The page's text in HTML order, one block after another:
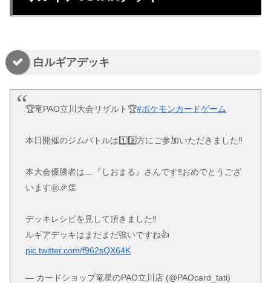
白ルギアデッキ
🏆竜PAO立川大会リザルト🏆#ポケモンカードゲーム
本日開催のジムバトルは1️⃣3️⃣方にご参加いただきました‼️
本大会優勝者は…『しおまる』さんです‼️おめでとうござ
います㊗️🎉👏
デッキレシピを見して頂きました‼️
ルギアデッキはまだまだ強いですね👍
pic.twitter.com/f962sQX64K
— カードショップ竜星のPAO立川店 (@PAOcard_tati)